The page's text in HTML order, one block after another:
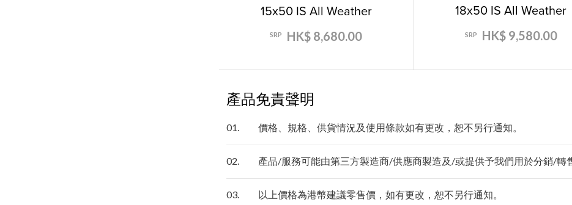
15x50 IS All Weather
SRP HK$ 8,680.00
18x50 IS All Weather
SRP HK$ 9,580.00
產品免責聲明
01. 價格、規格、供貨情況及使用條款如有更改，恕不另行通知。
02. 產品/服務可能由第三方製造商/供應商製造及/或提供予我們用於分銷/轉
03. 以上價格為港幣建議零售價，如有更改，恕不另行通知。